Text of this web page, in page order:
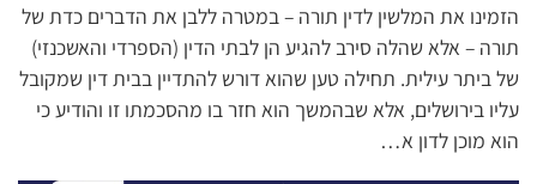
הזמינו את המלשין לדין תורה – במטרה ללבן את הדברים כדת של
תורה – אלא שהלה סירב להגיע הן לבתי הדין (הספרדי והאשכנזי)
של ביתר עילית. תחילה טען שהוא דורש להתדיין בבית דין שמקובל
עליו בירושלים, אלא שבהמשך הוא חזר בו מהסכמתו זו והודיע כי
הוא מוכן לדון א…